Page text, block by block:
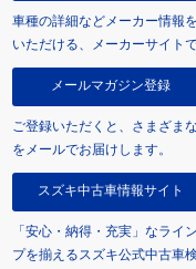
車種の詳細などメーカー情報
いただける、メーカーサイトで
メールマガジン登録
ご登録いただくと、さまざま
をメールでお届けします。
スズキ中古車情報サイト
「安心・納得・充実」なライ
プを揃えるスズキ公式中古車